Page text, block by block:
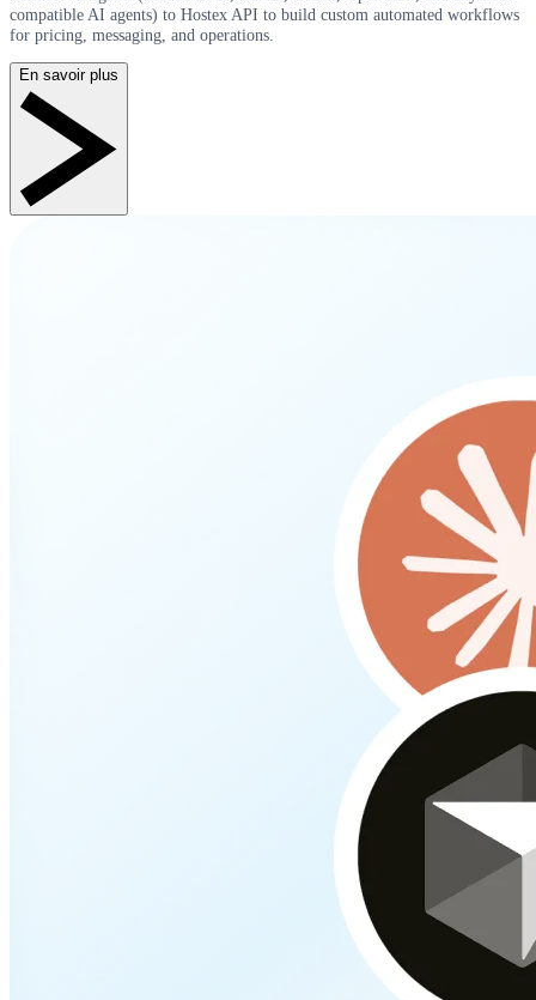
compatible AI agents) to Hostex API to build custom automated workflows
for pricing, messaging, and operations.
En savoir plus